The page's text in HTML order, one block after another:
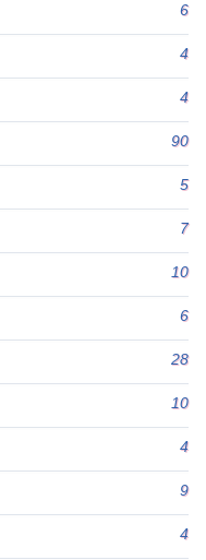
6
4
4
90
5
7
10
6
28
10
4
9
4